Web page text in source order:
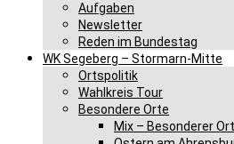
Aufgaben
Newsletter
Reden im Bundestag
WK Segeberg – Stormarn-Mitte
Ortspolitik
Wahlkreis Tour
Besondere Orte
Mix – Besonderer